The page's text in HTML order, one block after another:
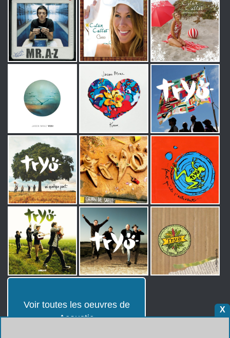
Voir toutes les oeuvres de
Acoustic
X